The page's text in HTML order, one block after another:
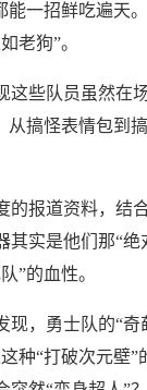
能一招鲜吃遍天
老狗”。
这些队员虽然在
从搞怪表情包到
的报道资料，结
其实是他们那“
”的血性。
现，勇士队的“
种“打破次元壁